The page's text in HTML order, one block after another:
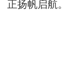
正扬帆启航。